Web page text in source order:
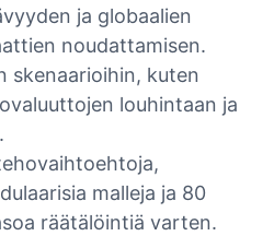
ja globaalien
noudattamisen.
skenaarioihin, kuten
louhintaan ja
malleja ja 80
räätälöintiä varten.